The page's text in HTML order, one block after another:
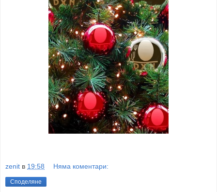
zenit в 19:58 Няма коментари:
Споделяне